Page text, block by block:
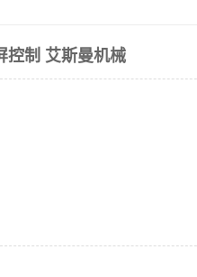
控制 艾斯曼机械